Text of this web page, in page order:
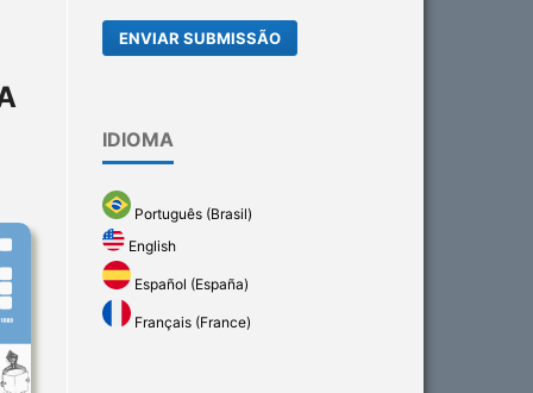
ENVIAR SUBMISSÃO
IDIOMA
Português (Brasil)
English
Español (España)
Français (France)